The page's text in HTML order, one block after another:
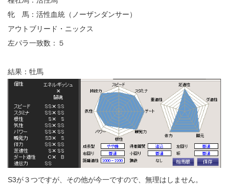
牝 馬：活性血統（ノーザンダンサー）
アウトブリード・ニックス
左パラ一致数：５
結果：牡馬
S3が３つですが、その他が今一ですので、無理はしません。